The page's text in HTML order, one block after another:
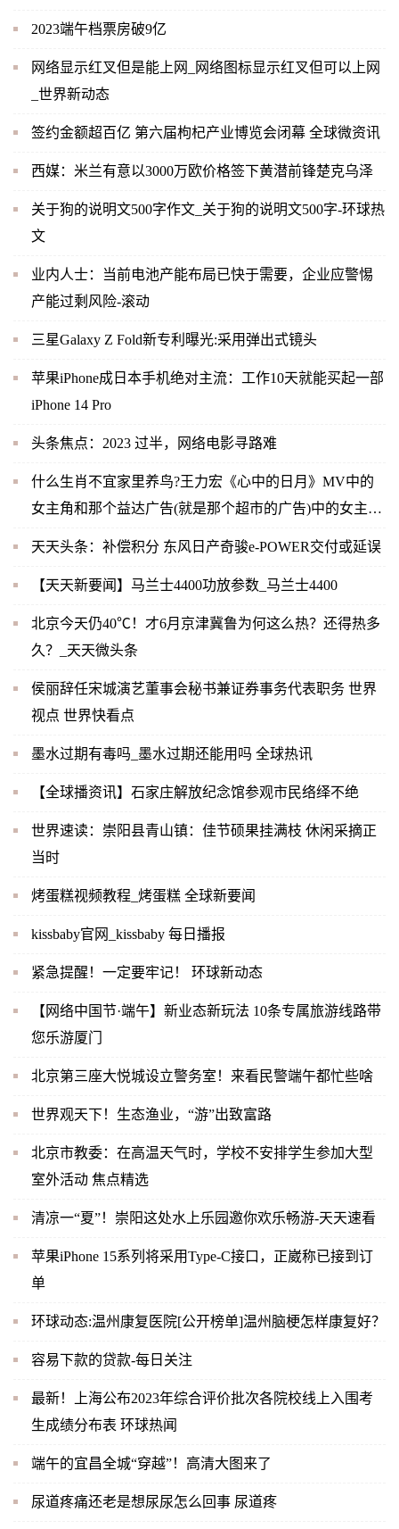
2023端午档票房破9亿
网络显示红叉但是能上网_网络图标显示红叉但可以上网
_世界新动态
签约金额超百亿 第六届枸杞产业博览会闭幕 全球微资讯
西媒：米兰有意以3000万欧价格签下黄潜前锋楚克乌泽
关于狗的说明文500字作文_关于狗的说明文500字-环球热
文
业内人士：当前电池产能布局已快于需要，企业应警惕
产能过剩风险-滚动
三星Galaxy Z Fold新专利曝光:采用弹出式镜头
苹果iPhone成日本手机绝对主流：工作10天就能买起一部
iPhone 14 Pro
头条焦点：2023 过半，网络电影寻路难
什么生肖不宜家里养鸟?王力宏《心中的日月》MV中的
女主角和那个益达广告(就是那个超市的广告)中的女主角
天天头条：补偿积分 东风日产奇骏e-POWER交付或延误
【天天新要闻】马兰士4400功放参数_马兰士4400
北京今天仍40℃！才6月京津冀鲁为何这么热？还得热多
久？_天天微头条
侯丽辞任宋城演艺董事会秘书兼证券事务代表职务 世界
视点 世界快看点
墨水过期有毒吗_墨水过期还能用吗 全球热讯
【全球播资讯】石家庄解放纪念馆参观市民络绎不绝
世界速读：崇阳县青山镇：佳节硕果挂满枝 休闲采摘正
当时
烤蛋糕视频教程_烤蛋糕 全球新要闻
kissbaby官网_kissbaby 每日播报
紧急提醒！一定要牢记！ 环球新动态
【网络中国节·端午】新业态新玩法 10条专属旅游线路带
您乐游厦门
北京第三座大悦城设立警务室！来看民警端午都忙些啥
世界观天下！生态渔业，“游”出致富路
北京市教委：在高温天气时，学校不安排学生参加大型
室外活动 焦点精选
清凉一“夏”！崇阳这处水上乐园邀你欢乐畅游-天天速看
苹果iPhone 15系列将采用Type-C接口，正崴称已接到订
单
环球动态:温州康复医院[公开榜单]温州脑梗怎样康复好？
容易下款的贷款-每日关注
最新！上海公布2023年综合评价批次各院校线上入围考
生成绩分布表 环球热闻
端午的宜昌全城“穿越”！高清大图来了
尿道疼痛还老是想尿尿怎么回事 尿道疼